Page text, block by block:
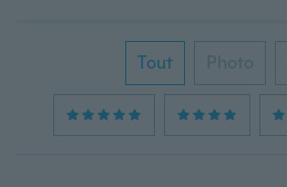
Tout Photo